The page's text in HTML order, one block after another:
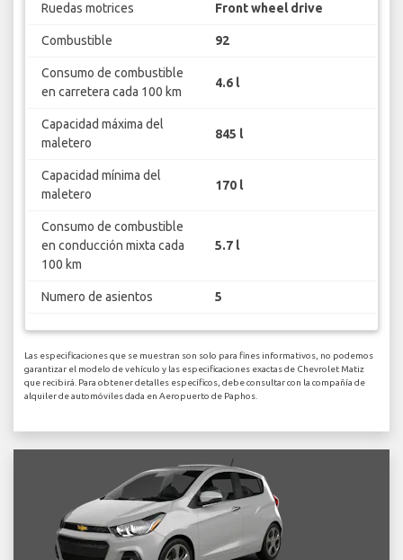
Ruedas motrices Front wheel drive
Combustible 92
Consumo de combustible
en carretera cada 100 km
4.6 l
Capacidad máxima del
maletero
845 l
Capacidad mínima del
maletero
170 l
Consumo de combustible
en conducción mixta cada
100 km
5.7 l
Numero de asientos 5
Las especificaciones que se muestran son solo para fines informativos, no podemos
garantizar el modelo de vehículo y las especificaciones exactas de Chevrolet Matiz
que recibirá. Para obtener detalles específicos, debe consultar con la compañía de
alquiler de automóviles dada en Aeropuerto de Paphos.